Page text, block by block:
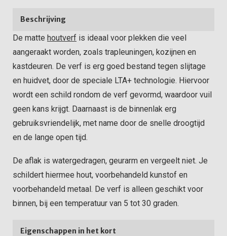
Beschrijving
De matte houtverf is ideaal voor plekken die veel
aangeraakt worden, zoals trapleuningen, kozijnen en
kastdeuren. De verf is erg goed bestand tegen slijtage
en huidvet, door de speciale LTA+ technologie. Hiervoor
wordt een schild rondom de verf gevormd, waardoor vuil
geen kans krijgt. Daarnaast is de binnenlak erg
gebruiksvriendelijk, met name door de snelle droogtijd
en de lange open tijd.
De aflak is watergedragen, geurarm en vergeelt niet. Je
schildert hiermee hout, voorbehandeld kunstof en
voorbehandeld metaal. De verf is alleen geschikt voor
binnen, bij een temperatuur van 5 tot 30 graden.
Eigenschappen in het kort